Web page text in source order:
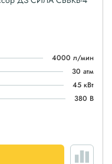
4000 л/мин
30 атм
45 кВт
380 В